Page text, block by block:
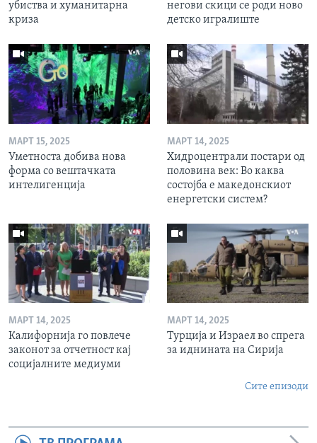
убиства и хуманитарна
криза
негови скици се роди ново
детско игралиште
МАРТ 15, 2025
Уметноста добива нова
форма со вештачката
интелигенција
МАРТ 14, 2025
Хидроцентрали постари од
половина век: Во каква
состојба е македонскиот
енергетски систем?
МАРТ 14, 2025
Калифорнија го повлече
законот за отчетност кај
социјалните медиуми
МАРТ 14, 2025
Турција и Израел во спрега
за иднината на Сирија
Сите епизоди